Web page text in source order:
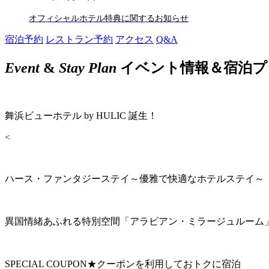
オフィシャルホテル特典に関するお知らせ
宿泊予約 レストラン予約 アクセス Q&A
Event& Stay Plan イベント情報＆宿泊
舞浜ビューホテル by HULIC 誕生！
<
ハース・ファンタジーステイ～優雅で快適なホテルステイ～
異国情緒あふれる特別空間「アラビアン・ミラージュルーム
SPECIAL COUPON★クーポンを利用しておトクに宿泊